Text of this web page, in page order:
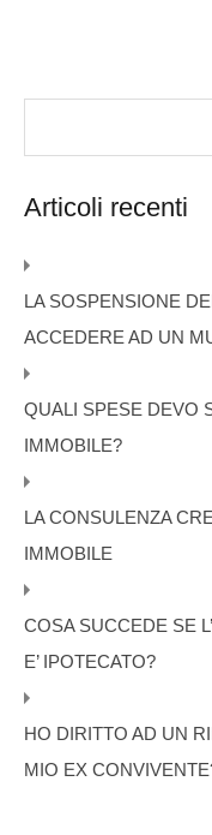
Articoli recenti
LA SOSPENSIONE
ACCEDERE AD UN
QUALI SPESE DEVO
IMMOBILE?
LA CONSULENZA
IMMOBILE
COSA SUCCEDE SE
E’ IPOTECATO?
HO DIRITTO AD UN
MIO EX